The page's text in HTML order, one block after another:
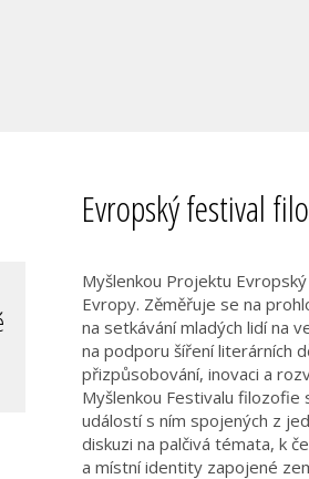
Evropský festival
Myšlenkou Projektu
Evropy. Zěměřuje se na
na setkávání mladých lidí na
na podporu šíření literárních
přizpůsobování, inovaci a
Myšlenkou Festivalu
událostí s ním spojených z
diskuzi na palčivá témata, k
a místní identity zapojené